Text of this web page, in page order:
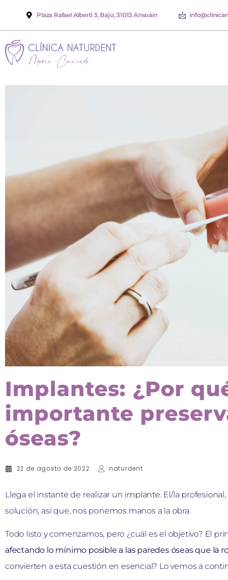
Plaza Rafael Alberti 3, Bajo, 31013 Ansoáin
Implantes: ¿Por
importante
óseas?
22 de agosto de 2022 naturdent
Llega el instante de realizar un implante. El/la
solución, así que, nos ponemos manos a la obra.
Todo listo y comenzamos, pero ¿cuál es el objetivo? El
afectando lo mínimo posible a las paredes óseas que la
convierten a esta cuestión en esencial? Lo vemos a